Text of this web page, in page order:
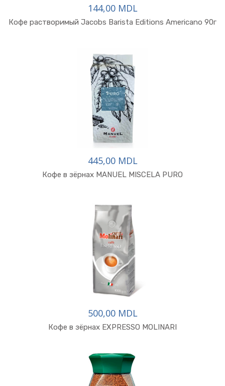
144,00 MDL
Кофе растворимый Jacobs Barista Editions Americano 90г
445,00 MDL
Кофе в зёрнах MANUEL MISCELA PURO
500,00 MDL
Кофе в зёрнах EXPRESSO MOLINARI